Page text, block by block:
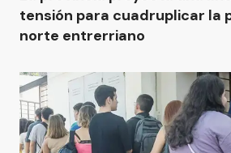
tensión para cuadruplicar la
norte entrerriano